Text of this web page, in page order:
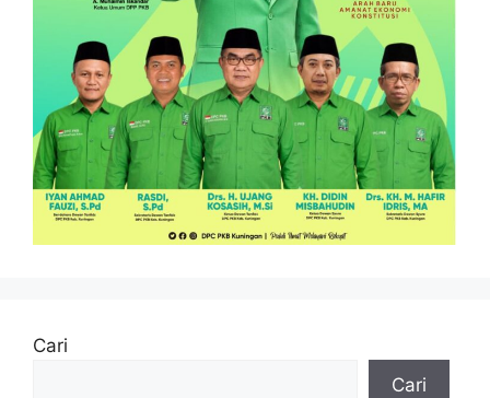
Cari
Cari